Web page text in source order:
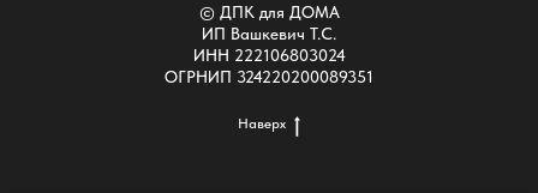
© ДПК для ДОМА
ИП Вашкевич Т.С.
ИНН 222106803024
ОГРНИП 324220200089351
Наверх